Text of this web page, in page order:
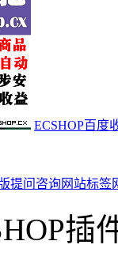
ECSHOP百度
提问咨询 网站标签
插